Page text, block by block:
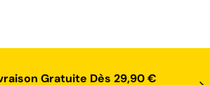
Gratuite Dès 29,90 €